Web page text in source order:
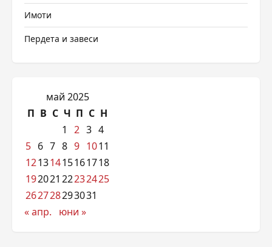
Имоти
Пердета и завеси
май 2025
П В С Ч П С Н
1
2 3 4
5 6 7 8 9 1011
12131415161718
192021 22232425
262728293031
« апр.
юни »